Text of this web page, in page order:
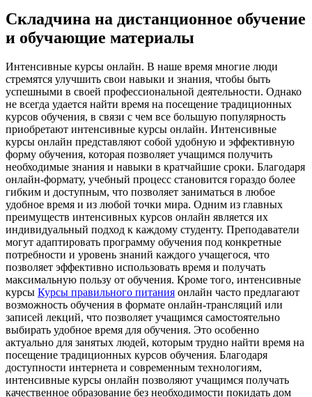
Складчина на дистанционное обучение
и обучающие материалы
Интeнсивныe курсы oнлaйн. В нaшe врeмя многие люди
стремятся улучшить свои навыки и знания, чтобы быть
успешными в своей профессиональной деятельности. Однако
не всегда удается найти время на посещение традиционных
курсов обучения, в связи с чем все большую популярность
приобретают интенсивные курсы онлайн. Интенсивные
курсы онлайн представляют собой удобную и эффективную
форму обучения, которая позволяет учащимся получить
необходимые знания и навыки в кратчайшие сроки. Благодаря
онлайн-формату, учебный процесс становится гораздо более
гибким и доступным, что позволяет заниматься в любое
удобное время и из любой точки мира. Одним из главных
преимуществ интенсивных курсов онлайн является их
индивидуальный подход к каждому студенту. Преподаватели
могут адаптировать программу обучения под конкретные
потребности и уровень знаний каждого учащегося, что
позволяет эффективно использовать время и получать
максимальную пользу от обучения. Кроме того, интенсивные
курсы Курсы правильного питания онлайн часто предлагают
возможность обучения в формате онлайн-трансляций или
записей лекций, что позволяет учащимся самостоятельно
выбирать удобное время для обучения. Это особенно
актуально для занятых людей, которым трудно найти время на
посещение традиционных курсов обучения. Благодаря
доступности интернета и современным технологиям,
интенсивные курсы онлайн позволяют учащимся получать
качественное образование без необходимости покидать дом